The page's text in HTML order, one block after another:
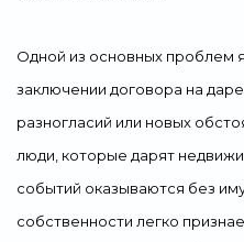
Одной из основных проблем
заключении договора на
разногласий или новых
люди, которые дарят
событий оказываются без
собственности легко